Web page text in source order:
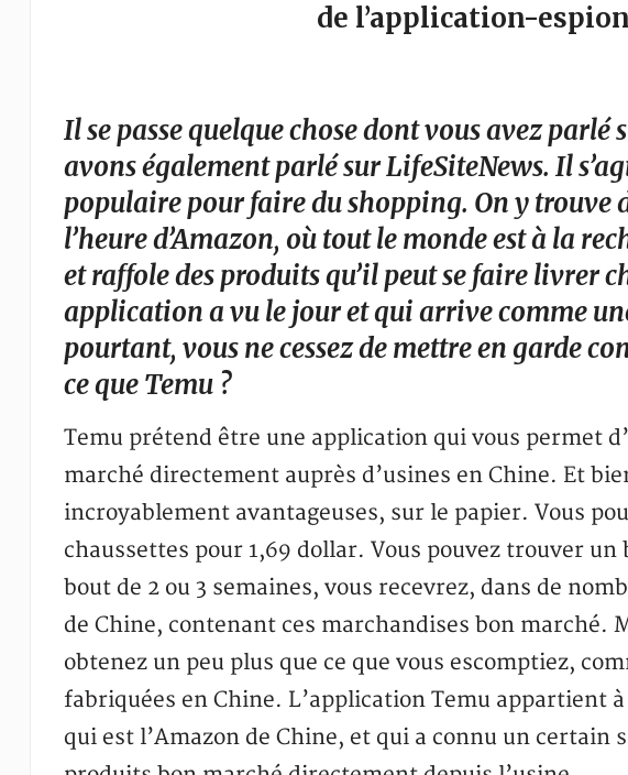
de l’application-
Il se passe quelque chose dont vous avez parlé
avons également parlé sur LifeSiteNews. Il
populaire pour faire du shopping. On y trouve
l’heure d’Amazon, où tout le monde est à la
et raffole des produits qu’il peut se faire livrer
application a vu le jour et qui arrive comme
pourtant, vous ne cessez de mettre en garde
ce que Temu ?
Temu prétend être une application qui vous permet
marché directement auprès d’usines en Chine. Et
incroyablement avantageuses, sur le papier. Vous
chaussettes pour 1,69 dollar. Vous pouvez trouver
bout de 2 ou 3 semaines, vous recevrez, dans de
de Chine, contenant ces marchandises bon marché.
obtenez un peu plus que ce que vous escomptiez,
fabriquées en Chine. L’application Temu appartient
qui est l’Amazon de Chine, et qui a connu un certain